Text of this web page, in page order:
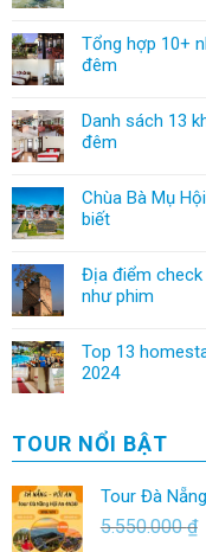
Tổng hợp 10+
đêm
Danh sách 13
đêm
Chùa Bà Mụ
biết
Địa điểm check
như phim
Top 13
2024
TOUR NỔI BẬT
Tour Đà
5.550.000₫